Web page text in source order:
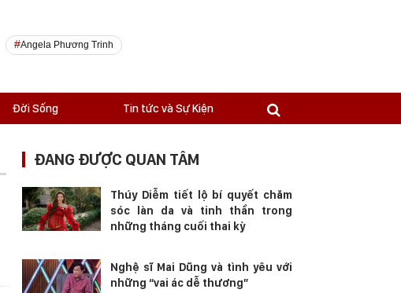
Angela Phương Trinh
Đời Sống Tin tức và Sự Kiện
ĐANG ĐƯỢC QUAN TÂM
Thúy Diễm tiết lộ bí quyết chăm
sóc làn da và tinh thần trong
những tháng cuối thai kỳ
Nghệ sĩ Mai Dũng và tình yêu với
những “vai ác dễ thương”